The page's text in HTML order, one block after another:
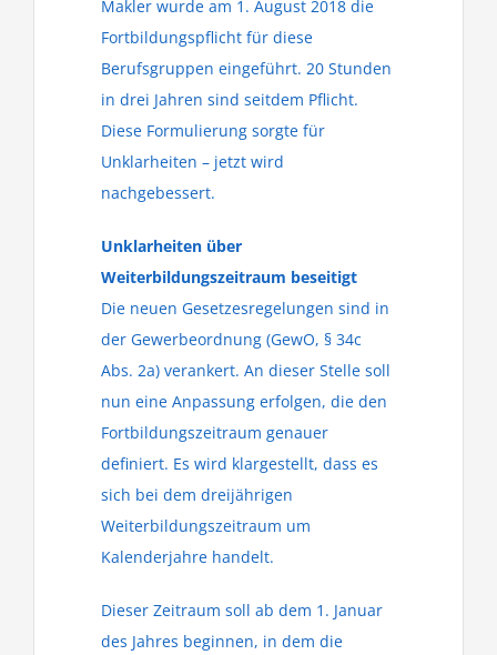
Makler wurde am 1. August 2018 die
Fortbildungspflicht für diese
Berufsgruppen eingeführt. 20 Stunden
in drei Jahren sind seitdem Pflicht.
Diese Formulierung sorgte für
Unklarheiten – jetzt wird
nachgebessert.
Unklarheiten über
Weiterbildungszeitraum beseitigt
Die neuen Gesetzesregelungen sind in
der Gewerbeordnung (GewO, § 34c
Abs. 2a) verankert. An dieser Stelle soll
nun eine Anpassung erfolgen, die den
Fortbildungszeitraum genauer
definiert. Es wird klargestellt, dass es
sich bei dem dreijährigen
Weiterbildungszeitraum um
Kalenderjahre handelt.
Dieser Zeitraum soll ab dem 1. Januar
des Jahres beginnen, in dem die